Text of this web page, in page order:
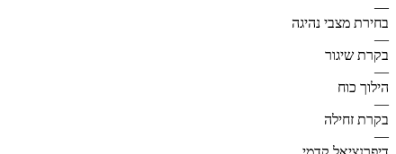
—
בחירת מצבי נהיגה
—
בקרת שיגור
—
הילוך כוח
—
בקרת זחילה
—